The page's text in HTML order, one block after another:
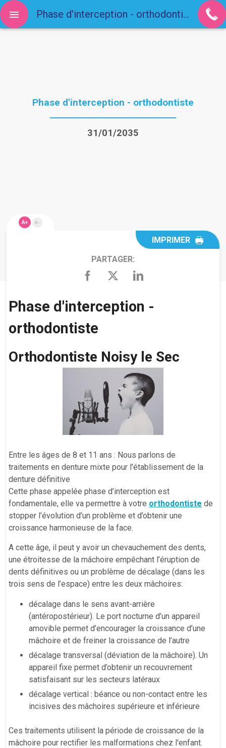
Phase d'interception - orthodontiste
31/01/2035
A+ A-
IMPRIMER
PARTAGER:
Phase d'interception -
orthodontiste
Orthodontiste Noisy le Sec
Entre les âges de 8 et 11 ans : Nous parlons de
traitements en denture mixte pour l'établissement de la
denture définitive
Cette phase appelée phase d’interception est
fondamentale, elle va permettre à votre orthodontiste de
stopper l’évolution d’un problème et d’obtenir une
croissance harmonieuse de la face.
A cette âge, il peut y avoir un chevauchement des dents,
une étroitesse de la mâchoire empêchant l’éruption de
dents définitives ou un problème de décalage (dans les
trois sens de l’espace) entre les deux mâchoires:
décalage dans le sens avant-arrière
(antéropostérieur). Le port nocturne d’un appareil
amovible permet d’encourager la croissance d’une
mâchoire et de freiner la croissance de l’autre
décalage transversal (déviation de la mâchoire). Un
appareil fixe permet d’obtenir un recouvrement
satisfaisant sur les secteurs latéraux
décalage vertical : béance ou non-contact entre les
incisives des mâchoires supérieure et inférieure
Ces traitements utilisent la période de croissance de la
mâchoire pour rectifier les malformations chez l'enfant.
Phase d'interception - orthodontiste